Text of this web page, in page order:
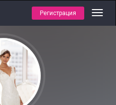
Регистрация